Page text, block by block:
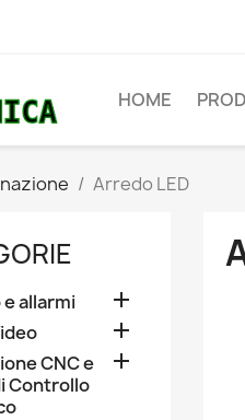
HOME
Arredo LED
allarmi 

CNC e
Controllo
